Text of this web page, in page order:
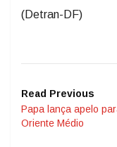
(Detran-DF)
Read Previous
Papa lança apelo
Oriente Médio